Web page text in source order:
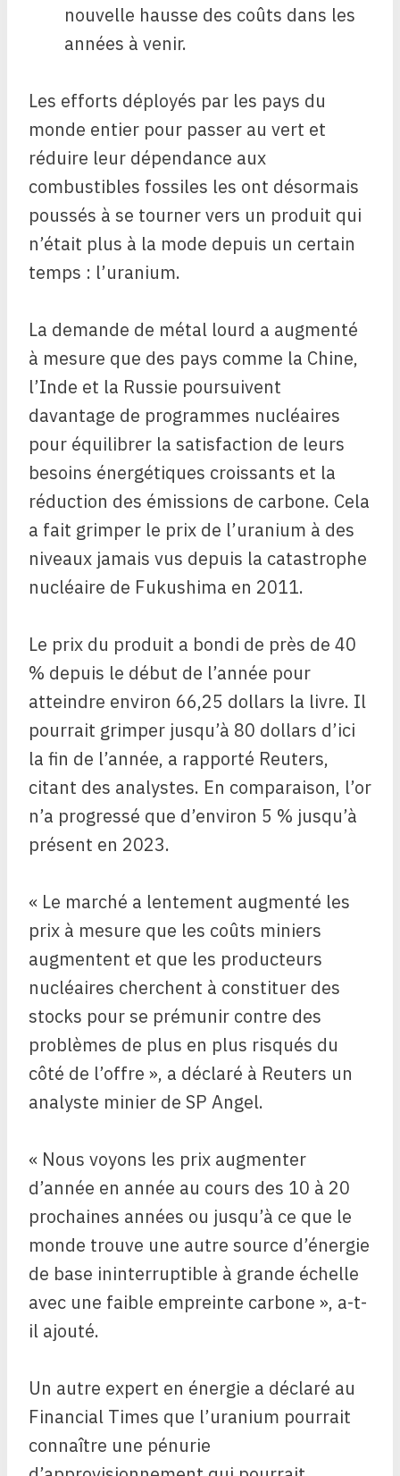
nouvelle hausse des coûts dans les
années à venir.
Les efforts déployés par les pays du
monde entier pour passer au vert et
réduire leur dépendance aux
combustibles fossiles les ont désormais
poussés à se tourner vers un produit qui
n’était plus à la mode depuis un certain
temps : l’uranium.
La demande de métal lourd a augmenté
à mesure que des pays comme la Chine,
l’Inde et la Russie poursuivent
davantage de programmes nucléaires
pour équilibrer la satisfaction de leurs
besoins énergétiques croissants et la
réduction des émissions de carbone. Cela
a fait grimper le prix de l’uranium à des
niveaux jamais vus depuis la catastrophe
nucléaire de Fukushima en 2011.
Le prix du produit a bondi de près de 40
% depuis le début de l’année pour
atteindre environ 66,25 dollars la livre. Il
pourrait grimper jusqu’à 80 dollars d’ici
la fin de l’année, a rapporté Reuters,
citant des analystes. En comparaison, l’or
n’a progressé que d’environ 5 % jusqu’à
présent en 2023.
« Le marché a lentement augmenté les
prix à mesure que les coûts miniers
augmentent et que les producteurs
nucléaires cherchent à constituer des
stocks pour se prémunir contre des
problèmes de plus en plus risqués du
côté de l’offre », a déclaré à Reuters un
analyste minier de SP Angel.
« Nous voyons les prix augmenter
d’année en année au cours des 10 à 20
prochaines années ou jusqu’à ce que le
monde trouve une autre source d’énergie
de base ininterruptible à grande échelle
avec une faible empreinte carbone », a-t-
il ajouté.
Un autre expert en énergie a déclaré au
Financial Times que l’uranium pourrait
connaître une pénurie